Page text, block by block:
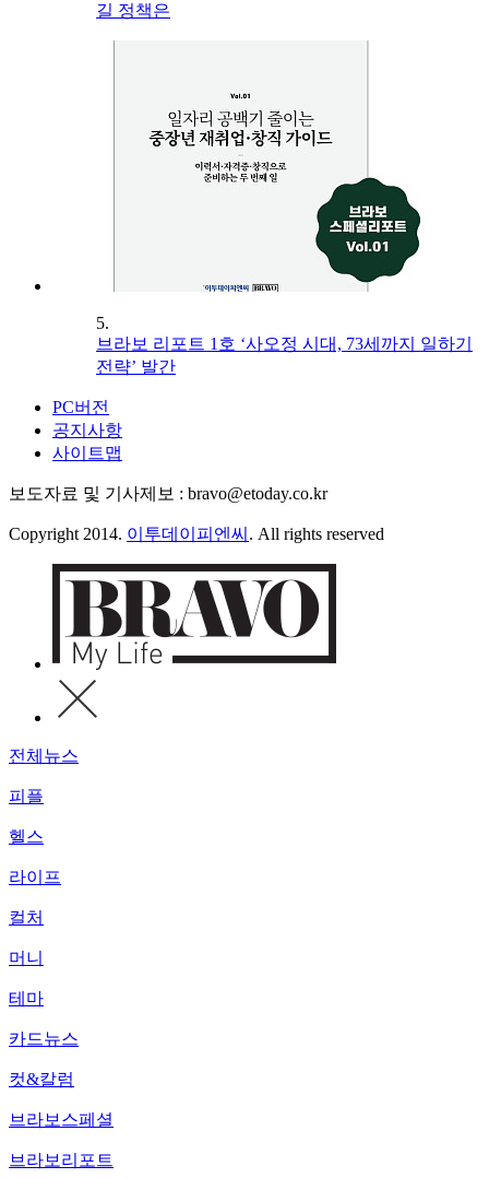
길 정책은
5.
브라보 리포트 1호 ‘사오정 시대, 73세까지 일하기
전략’ 발간
PC버전
공지사항
사이트맵
보도자료 및 기사제보 : bravo@etoday.co.kr
Copyright 2014. 이투데이피엔씨 . All rights reserved
전체뉴스
피플
헬스
라이프
컬처
머니
테마
카드뉴스
컷&칼럼
브라보스페셜
브라보리포트